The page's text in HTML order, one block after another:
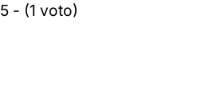
- (1 voto)